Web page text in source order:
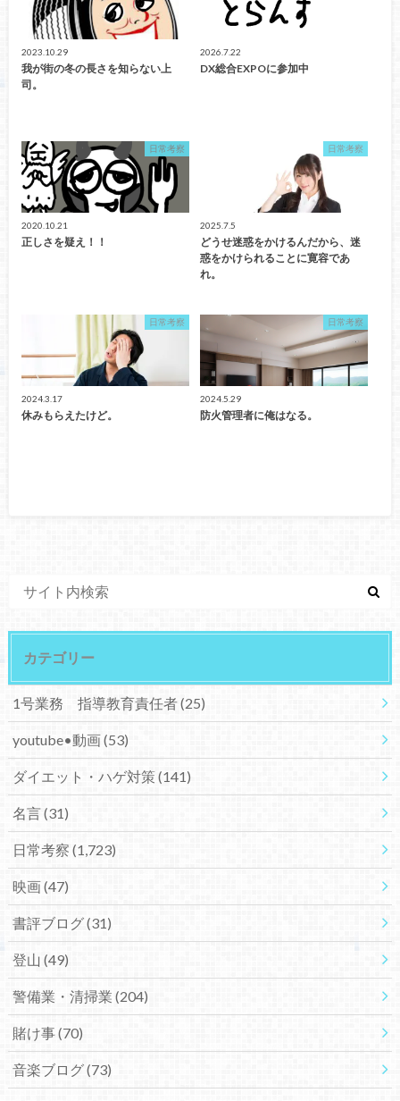
2023.10.29
我が街の冬の長さを知らない上
司。
2026.7.22
DX総合EXPOに参加中
日常考察
2020.10.21
正しさを疑え！！
日常考察
2025.7.5
どうせ迷惑をかけるんだから、迷
惑をかけられることに寛容であ
れ。
日常考察
2024.3.17
休みもらえたけど。
日常考察
2024.5.29
防火管理者に俺はなる。
カテゴリー
1号業務 指導教育責任者(25)
youtube•動画(53)
ダイエット・ハゲ対策(141)
名言(31)
日常考察 (1,723)
映画(47)
書評ブログ(31)
登山 (49)
警備業・清掃業 (204)
賭け事(70)
音楽ブログ(73)